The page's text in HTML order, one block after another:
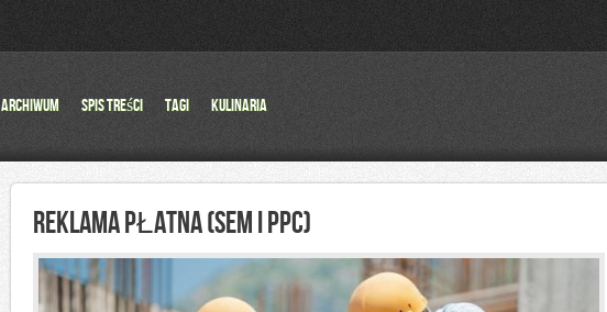
Archiwum Spis Treści Tagi Kulinaria
REKLAMA PŁATNA (SEM I PPC)